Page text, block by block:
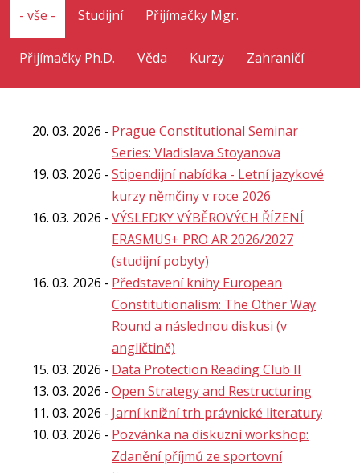
- vše - Studijní Přijímačky Mgr.
Přijímačky Ph.D. Věda Kurzy Zahraničí
20. 03. 2026
Prague Constitutional Seminar
Series: Vladislava Stoyanova
19. 03. 2026
Stipendijní nabídka - Letní jazykové
kurzy němčiny v roce 2026
16. 03. 2026
VÝSLEDKY VÝBĚROVÝCH ŘÍZENÍ
ERASMUS+ PRO AR 2026/2027
(studijní pobyty)
16. 03. 2026
Představení knihy European
Constitutionalism: The Other Way
Round a následnou diskusi (v
angličtině)
15. 03. 2026
Data Protection Reading Club II
13. 03. 2026
Open Strategy and Restructuring
11. 03. 2026
Jarní knižní trh právnické literatury
10. 03. 2026
Pozvánka na diskuzní workshop:
Zdanění příjmů ze sportovní